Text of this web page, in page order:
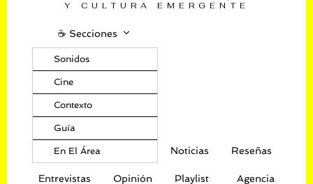
Y CULTURA EMERGENTE
☕️ Secciones
Sonidos
Cine
Contexto
Guía
En El Área Noticias Reseñas
Entrevistas Opinión Playlist Agencia